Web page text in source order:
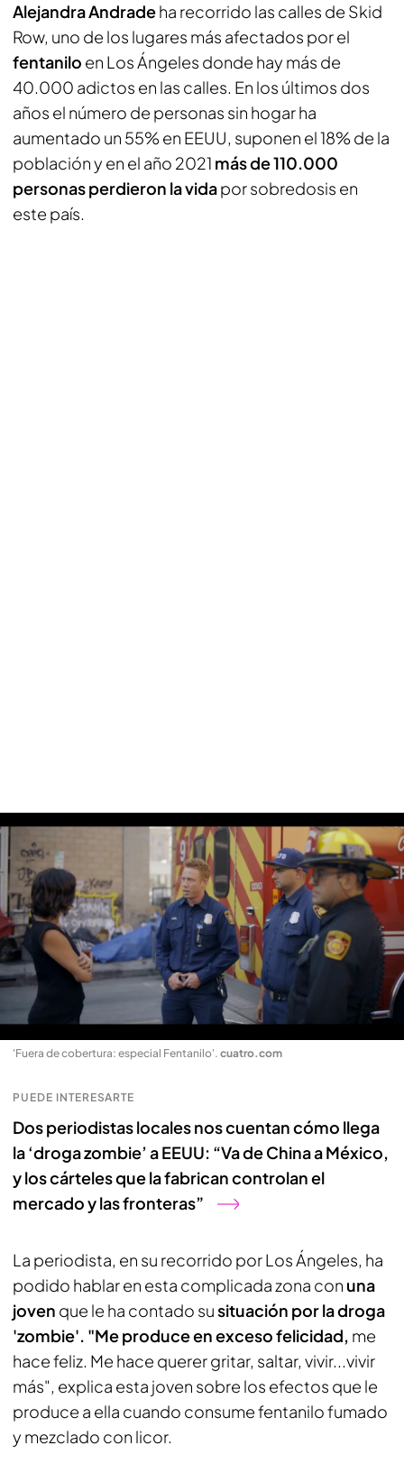
Alejandra Andradeha recorrido las calles de Skid
Row, uno de los lugares más afectados por el
fentanilo en Los Ángeles donde hay más de
40.000 adictos en las calles. En los últimos dos
años el número de personas sin hogar ha
aumentado un 55% en EEUU, suponen el 18% de la
población y en el año 2021 más de 110.000
personas perdieron la vidapor sobredosis en
este país.
'Fuera de cobertura: especial Fentanilo'. cuatro.com
PUEDE INTERESARTE
Dos periodistas locales nos cuentan cómo llega
la ‘droga zombie’ a EEUU: “Va de China a México,
y los cárteles que la fabrican controlan el
mercado y las fronteras”
La periodista, en su recorrido por Los Ángeles, ha
podido hablar en esta complicada zona con una
joven que le ha contado susituación por la droga
'zombie'. "Me produce en exceso felicidad, me
hace feliz. Me hace querer gritar, saltar, vivir...vivir
más", explica esta joven sobre los efectos que le
produce a ella cuando consume fentanilo fumado
y mezclado con licor.